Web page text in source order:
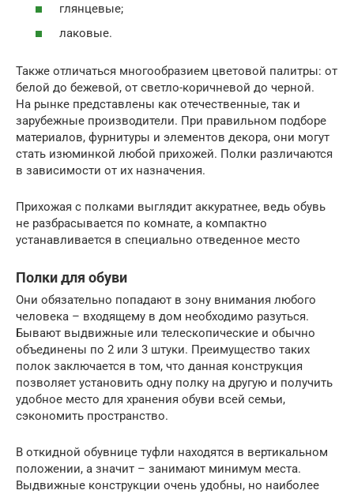
глянцевые;
лаковые.
Также отличаться многообразием цветовой палитры: от
белой до бежевой, от светло-коричневой до черной.
На рынке представлены как отечественные, так и
зарубежные производители. При правильном подборе
материалов, фурнитуры и элементов декора, они могут
стать изюминкой любой прихожей. Полки различаются
в зависимости от их назначения.
Прихожая с полками выглядит аккуратнее, ведь обувь
не разбрасывается по комнате, а компактно
устанавливается в специально отведенное место
Полки для обуви
Они обязательно попадают в зону внимания любого
человека – входящему в дом необходимо разуться.
Бывают выдвижные или телескопические и обычно
объединены по 2 или 3 штуки. Преимущество таких
полок заключается в том, что данная конструкция
позволяет установить одну полку на другую и получить
удобное место для хранения обуви всей семьи,
сэкономить пространство.
В откидной обувнице туфли находятся в вертикальном
положении, а значит – занимают минимум места.
Выдвижные конструкции очень удобны, но наиболее